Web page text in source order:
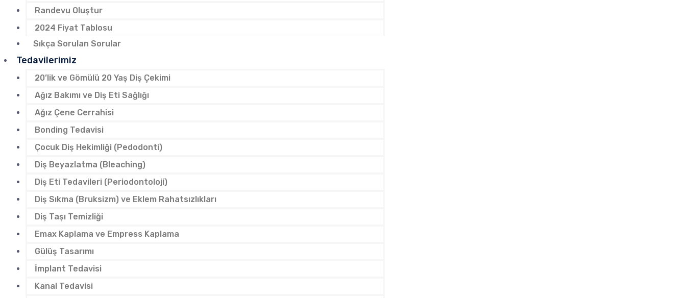
Randevu Oluştur
2024 Fiyat Tablosu
Sıkça Sorulan Sorular
Tedavilerimiz
20’lik ve Gömülü 20 Yaş Diş Çekimi
Ağız Bakımı ve Diş Eti Sağlığı
Ağız Çene Cerrahisi
Bonding Tedavisi
Çocuk Diş Hekimliği (Pedodonti)
Diş Beyazlatma (Bleaching)
Diş Eti Tedavileri (Periodontoloji)
Diş Sıkma (Bruksizm) ve Eklem Rahatsızlıkları
Diş Taşı Temizliği
Emax Kaplama ve Empress Kaplama
Gülüş Tasarımı
İmplant Tedavisi
Kanal Tedavisi